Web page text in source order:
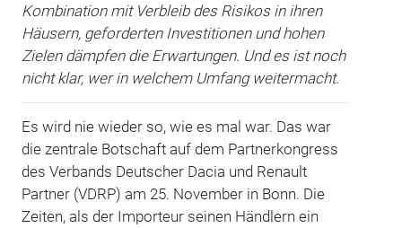
Kombination mit Verbleib des Risikos in ihren
Häusern, geforderten Investitionen und hohen
Zielen dämpfen die Erwartungen. Und es ist noch
nicht klar, wer in welchem Umfang weitermacht.
Es wird nie wieder so, wie es mal war. Das war
die zentrale Botschaft auf dem Partnerkongress
des Verbands Deutscher Dacia und Renault
Partner (VDRP) am 25. November in Bonn. Die
Zeiten, als der Importeur seinen Händlern ein